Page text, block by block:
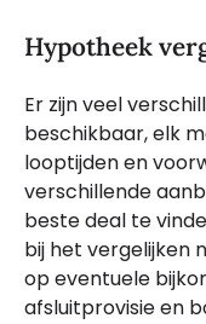
Hypotheek
Er zijn veel
beschikbaar, elk
looptijden en
verschillende
beste deal te
bij het vergelijken
op eventuele
afsluitprovisie en